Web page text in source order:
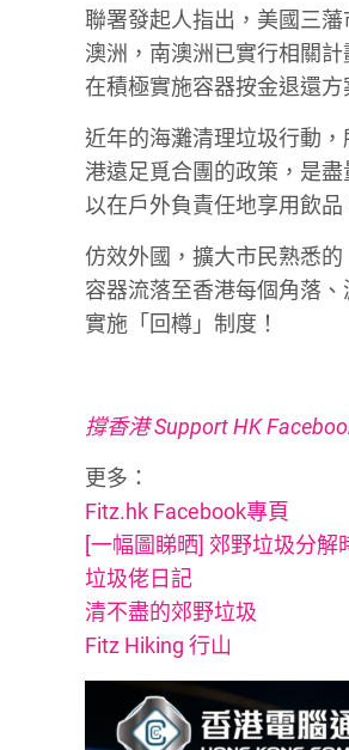
聯署發起人指出，美國三
澳洲，南澳洲已實行相關
在積極實施容器按金退還
近年的海灘清理垃圾行動
港遠足覓合團的政策，是
以在戶外負責任地享用飲
仿效外國，擴大市民熟悉
容器流落至香港每個角落
實施「回樽」制度！
撐香港 Support HK
更多：
Fitz.hk Facebook專頁
[一幅圖睇晒] 郊野垃圾分解
垃圾佬日記
清不盡的郊野垃圾
Fitz Hiking 行山